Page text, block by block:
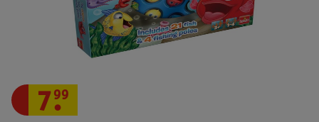
7.
99